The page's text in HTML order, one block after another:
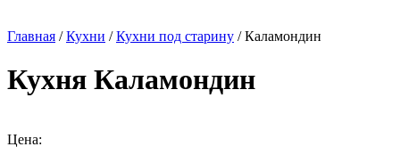
Главная /Кухни /Кухни под старину / Каламондин
Кухня Каламондин
Цена: